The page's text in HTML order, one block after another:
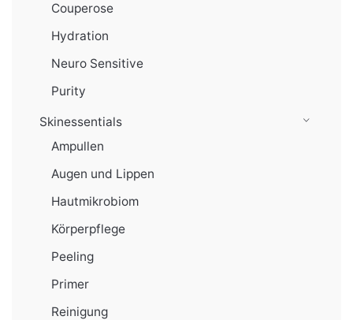
Couperose
Hydration
Neuro Sensitive
Purity
Skinessentials
Ampullen
Augen und Lippen
Hautmikrobiom
Körperpflege
Peeling
Primer
Reinigung